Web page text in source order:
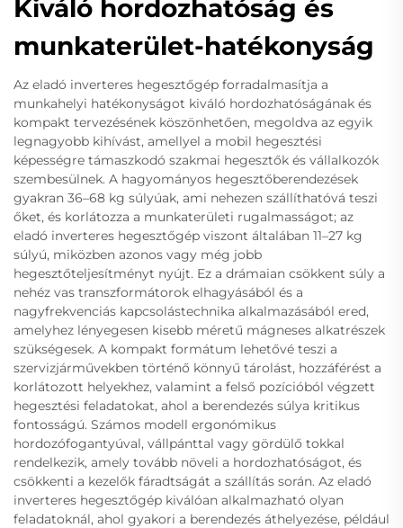
Kiváló hordozhatóság és
munkaterület-hatékonyság
Az eladó inverteres hegesztőgép forradalmasítja a
munkahelyi hatékonyságot kiváló hordozhatóságának és
kompakt tervezésének köszönhetően, megoldva az egyik
legnagyobb kihívást, amellyel a mobil hegesztési
képességre támaszkodó szakmai hegesztők és vállalkozók
szembesülnek. A hagyományos hegesztőberendezések
gyakran 36–68 kg súlyúak, ami nehezen szállíthatóvá teszi
őket, és korlátozza a munkaterületi rugalmasságot; az
eladó inverteres hegesztőgép viszont általában 11–27 kg
súlyú, miközben azonos vagy még jobb
hegesztőteljesítményt nyújt. Ez a drámaian csökkent súly a
nehéz vas transzformátorok elhagyásából és a
nagyfrekvenciás kapcsolástechnika alkalmazásából ered,
amelyhez lényegesen kisebb méretű mágneses alkatrészek
szükségesek. A kompakt formátum lehetővé teszi a
szervizjárművekben történő könnyű tárolást, hozzáférést a
korlátozott helyekhez, valamint a felső pozícióból végzett
hegesztési feladatokat, ahol a berendezés súlya kritikus
fontosságú. Számos modell ergonómikus
hordozófogantyúval, vállpánttal vagy gördülő tokkal
rendelkezik, amely tovább növeli a hordozhatóságot, és
csökkenti a kezelők fáradtságát a szállítás során. Az eladó
inverteres hegesztőgép kiválóan alkalmazható olyan
feladatoknál, ahol gyakori a berendezés áthelyezése, például